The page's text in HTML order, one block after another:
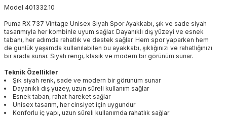
Model 401332.10
Puma RX 737 Vintage Unisex Siyah Spor Ayakkabı, şık ve sade siyah
tasarımıyla her kombinle uyum sağlar. Dayanıklı dış yüzeyi ve esnek
tabanı, her adımda rahatlık ve destek sağlar. Hem spor yaparken hem
de günlük yaşamda kullanılabilen bu ayakkabı, şıklığınızı ve rahatlığınızı
bir arada sunar. Siyah rengi, klasik ve modern bir görünüm sunar.
Teknik Özellikler
Şık siyah renk, sade ve modern bir görünüm sunar
Dayanıklı dış yüzey, uzun süreli kullanım sağlar
Esnek taban, rahat hareket sağlar
Unisex tasarım, her cinsiyet için uygundur
Konforlu iç yapı, uzun süreli kullanımda rahatlık sağlar